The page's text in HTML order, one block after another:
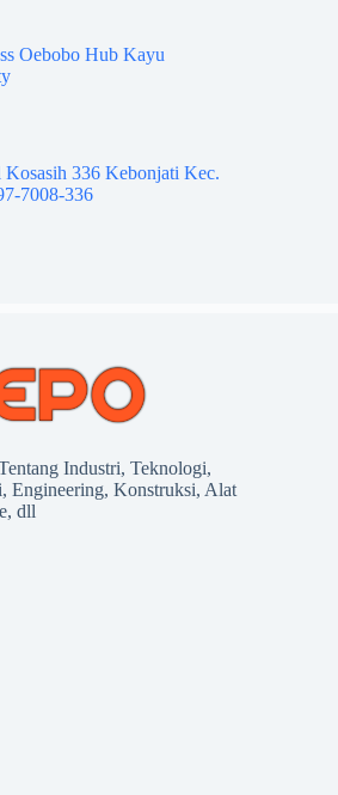
Oebobo Hub Kayu
336 Kebonjati Kec.
7008-336
Industri, Teknologi,
Engineering, Konstruksi, Alat
dll